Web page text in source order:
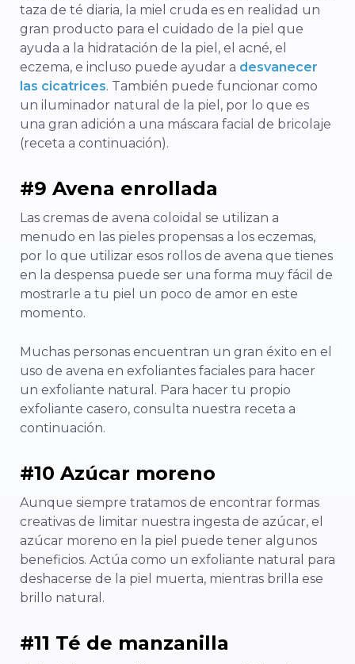
taza de té diaria, la miel cruda es en realidad un
gran producto para el cuidado de la piel que
ayuda a la hidratación de la piel, el acné, el
eczema, e incluso puede ayudar a desvanecer
las cicatrices. También puede funcionar como
un iluminador natural de la piel, por lo que es
una gran adición a una máscara facial de bricolaje
(receta a continuación).
#9 Avena enrollada
Las cremas de avena coloidal se utilizan a
menudo en las pieles propensas a los eczemas,
por lo que utilizar esos rollos de avena que tienes
en la despensa puede ser una forma muy fácil de
mostrarle a tu piel un poco de amor en este
momento.
Muchas personas encuentran un gran éxito en el
uso de avena en exfoliantes faciales para hacer
un exfoliante natural. Para hacer tu propio
exfoliante casero, consulta nuestra receta a
continuación.
#10 Azúcar moreno
Aunque siempre tratamos de encontrar formas
creativas de limitar nuestra ingesta de azúcar, el
azúcar moreno en la piel puede tener algunos
beneficios. Actúa como un exfoliante natural para
deshacerse de la piel muerta, mientras brilla ese
brillo natural.
#11 Té de manzanilla